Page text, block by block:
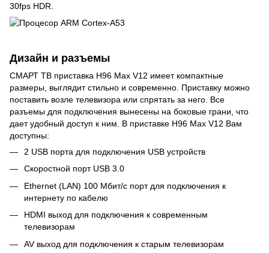
30fps HDR.
Дизайн и разъемы
СМАРТ ТВ приставка H96 Max V12 имеет компактные
размеры, выглядит стильно и современно. Приставку можно
поставить возле телевизора или спрятать за него. Все
разъемы для подключения вынесены на боковые грани, что
дает удобный доступ к ним. В приставке H96 Max V12 Вам
доступны:
2 USB порта для подключения USB устройств
Скоростной порт USB 3.0
Ethernet (LAN) 100 Мбит/с порт для подключения к
интернету по кабелю
HDMI выход для подключения к современным
телевизорам
AV выход для подключения к старым телевизорам